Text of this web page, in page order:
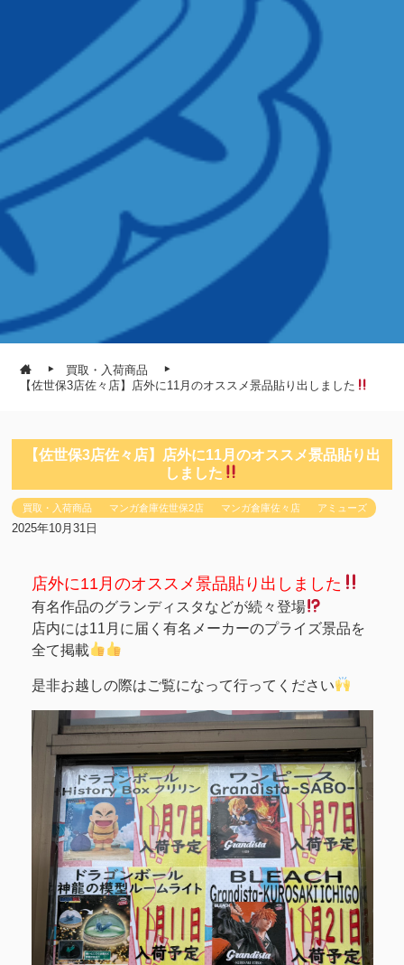
買取・入荷商品
【佐世保3店佐々店】店外に11月のオススメ景品貼り出しました
【佐世保3店佐々店】店外に11月のオススメ景品貼り出
しました
買取・入荷商品 マンガ倉庫佐世保2店 マンガ倉庫佐々店 アミューズ
2025年10月31日
店外に11月のオススメ景品貼り出しました
有名作品のグランディスタなどが続々登場
店内には11月に届く有名メーカーのプライズ景品を
全て掲載
是非お越しの際はご覧になって行ってください